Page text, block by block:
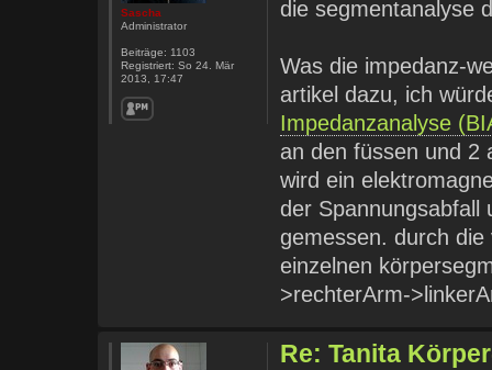
die segmentanalyse
Was die impedanz-
artikel dazu, ich
Impedanzanalyse
an den füssen und 2
wird ein
der Spannungsabfall
gemessen. durch
einzelnen
>rechterArm-
Sascha
Administrator
Beiträge: 1103
Registriert: So 24. Mär
2013, 17:47
Re: Tanita